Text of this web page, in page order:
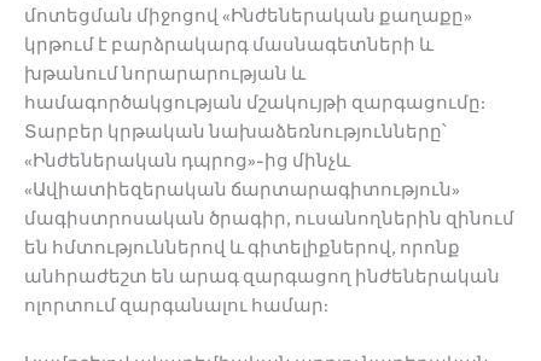
մոտեցման միջոցով «Ինժեներական քաղաքը»
կրթում է բարձրակարգ մասնագետների և
խթանում նորարարության և
համագործակցության մշակույթի զարգացումը:
Տարբեր կրթական նախաձեռնությունները՝
«Ինժեներական դպրոց»-ից մինչև
«Ավիատիեզերական ճարտարագիտություն»
մագիստրոսական ծրագիր, ուսանողներին զինում
են հմտություններով և գիտելիքներով, որոնք
անհրաժեշտ են արագ զարգացող ինժեներական
ոլորտում զարգանալու համար: